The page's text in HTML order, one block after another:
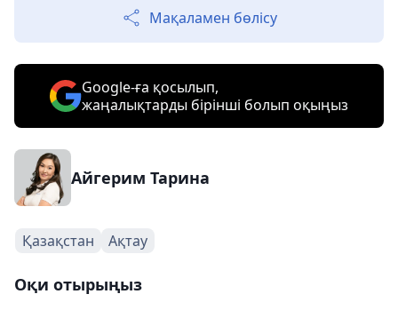
Мақаламен бөлісу
Google-ға қосылып,
жаңалықтарды бірінші болып оқыңыз
Айгерим Тарина
Қазақстан Ақтау
Оқи отырыңыз